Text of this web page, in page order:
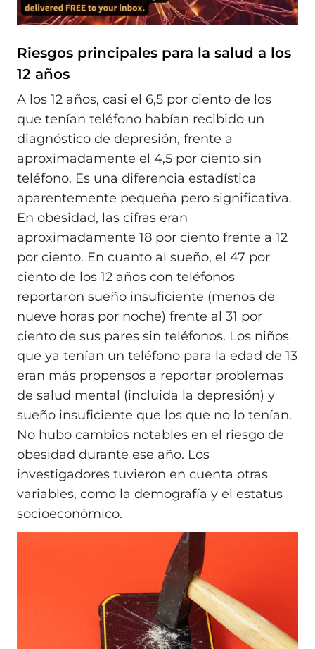
Riesgos principales para la salud a los
12 años
A los 12 años, casi el 6,5 por ciento de los
que tenían teléfono habían recibido un
diagnóstico de depresión, frente a
aproximadamente el 4,5 por ciento sin
teléfono. Es una diferencia estadística
aparentemente pequeña pero significativa.
En obesidad, las cifras eran
aproximadamente 18 por ciento frente a 12
por ciento. En cuanto al sueño, el 47 por
ciento de los 12 años con teléfonos
reportaron sueño insuficiente (menos de
nueve horas por noche) frente al 31 por
ciento de sus pares sin teléfonos. Los niños
que ya tenían un teléfono para la edad de 13
eran más propensos a reportar problemas
de salud mental (incluida la depresión) y
sueño insuficiente que los que no lo tenían.
No hubo cambios notables en el riesgo de
obesidad durante ese año. Los
investigadores tuvieron en cuenta otras
variables, como la demografía y el estatus
socioeconómico.